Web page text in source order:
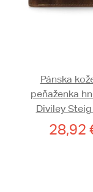
Pánska
peňaženka
Diviley Steig
28,92